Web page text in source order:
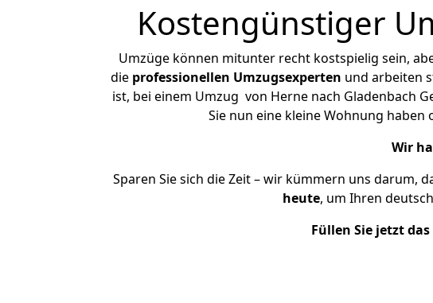
Kostengünstiger
Umzüge können mitunter recht kostspielig sein,
die professionellen Umzugsexperten und arbeiten
ist, bei einem Umzug von Herne nach Gladenbach
Sie nun eine kleine Wohnung
Wir
Sparen Sie sich die Zeit – wir kümmern uns darum,
heute, um Ihren
Füllen Sie jetzt